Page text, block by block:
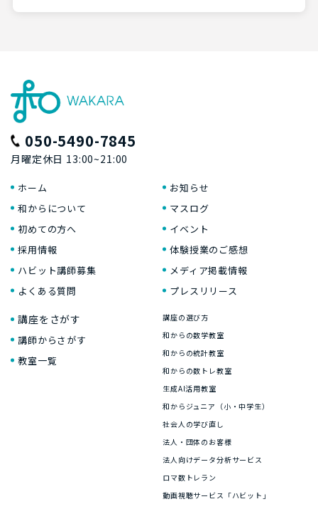
050-5490-7845
月曜定休日 13:00~21:00
ホーム
和からについて
初めての方へ
採用情報
ハビット講師募集
よくある質問
お知らせ
マスログ
イベント
体験授業のご感想
メディア掲載情報
プレスリリース
講座をさがす
講師からさがす
教室一覧
講座の選び方
和からの数学教室
和からの統計教室
和からの数トレ教室
生成AI活用教室
和からジュニア（小・中学生）
社会人の学び直し
法人・団体のお客様
法人向けデータ分析サービス
ロマ数トレラン
動画視聴サービス「ハビット」